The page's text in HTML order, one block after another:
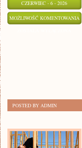
CZERWIEC - 6 - 2026
MOŻLIWOŚĆ KOMENTOWANIA
POSTED BY ADMIN